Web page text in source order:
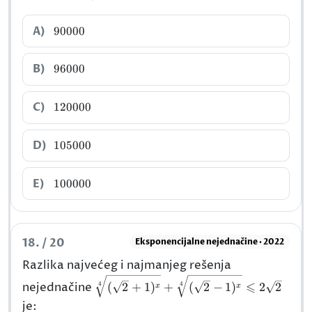
A) 90000
90000
B) 96000
96000
C) 120000
120000
D) 105000
105000
E) 100000
100000
18. / 20 Eksponencijalne nejednačine · 2022
Razlika najvećeg i najmanjeg rešenja
nejednačine \sqrt[4]
{(\sqrt{2}+1)^{x}}+\sqrt[4]
4 ( 2 + 1)x + 4 ( 2 − 1)x ⩽ 2 2
je: